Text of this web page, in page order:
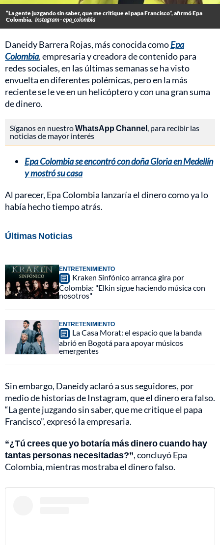
“La gente juzgando sin saber, que me critique el papa Francisco”, afirmó Epa
Colombia. Instagram - epa_colombia
Daneidy Barrera Rojas, más conocida comoEpa
Colombia, empresaria y creadora de contenido para
redes sociales, en las últimas semanas se ha visto
envuelta en diferentes polémicas, pero en la más
reciente se le ve en un helicóptero y con una gran suma
de dinero.
Síganos en nuestroWhatsApp Channel, para recibir las
noticias de mayor interés
Epa Colombia se encontró con doña Gloria en Medellín
y mostró su casa
Al parecer, Epa Colombia lanzaría el dinero como ya lo
había hecho tiempo atrás.
Últimas Noticias
ENTRETENIMIENTO
Kraken Sinfónico arranca gira por
Colombia: "Elkin sigue haciendo música con
nosotros"
ENTRETENIMIENTO
La Casa Morat: el espacio que la banda
abrió en Bogotá para apoyar músicos
emergentes
Sin embargo, Daneidy aclaró a sus seguidores, por
medio de historias de Instagram, que el dinero era falso.
“La gente juzgando sin saber, que me critique el papa
Francisco”, expresó la empresaria.
“¿Tú crees que yo botaría más dinero cuando hay
tantas personas necesitadas?”, concluyó Epa
Colombia, mientras mostraba el dinero falso.